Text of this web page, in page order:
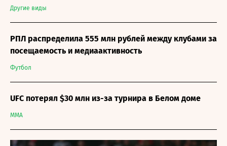
Другие виды
Футбол
РПЛ распределила 555 млн рублей между клубами за
посещаемость и медиаактивность
MMA
UFC потерял $30 млн из-за турнира в Белом доме